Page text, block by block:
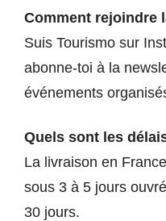
Comment rejoindre
Suis Tourismo sur
abonne-toi à la
événements
Quels sont les
La livraison en
sous 3 à 5 jours
30 jours.